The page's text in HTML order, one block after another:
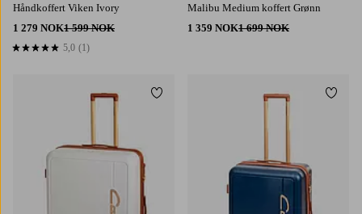
Håndkoffert Viken Ivory
1 279 NOK1 599 NOK
5,0 basert på 1 karaktergivninger
5,0 (1)
Malibu Medium koffert Grønn
1 359 NOK1 699 NOK
Legg til favoritter